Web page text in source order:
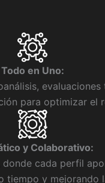
Todo en Uno:
para optimizar el
y Colaborativo:
cada perfil
tiempo y